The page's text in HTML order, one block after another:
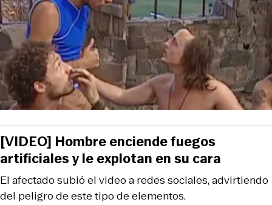
El afectado subió el video a redes sociales, advirtiendo
del peligro de este tipo de elementos.
[VIDEO] Hombre enciende fuegos
artificiales y le explotan en su cara